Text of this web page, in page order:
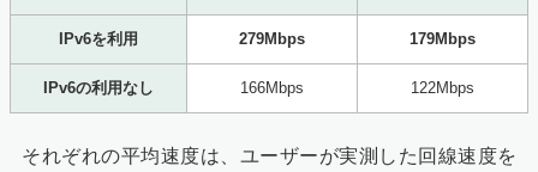
IPv6を利用 279Mbps 179Mbps
IPv6の利用なし 166Mbps 122Mbps
それぞれの平均速度は、ユーザーが実測した回線速度を